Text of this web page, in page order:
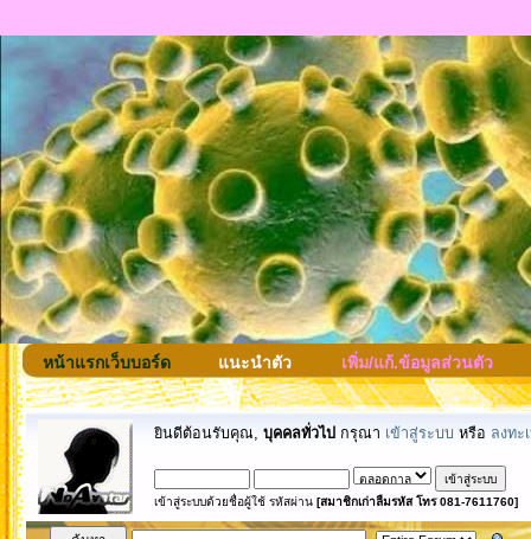
หน้าแรกเว็บบอร์ด แนะนำตัว เพิ่ม/แก้.ข้อมูลส่วนตัว
ยินดีต้อนรับคุณ, บุคคลทั่วไป กรุณา เข้าสู่ระบบ หรือ ลงทะ
เข้าสู่ระบบด้วยชื่อผู้ใช้ รหัสผ่าน [สมาชิกเก่าลืมรหัส โทร 081-7611760]